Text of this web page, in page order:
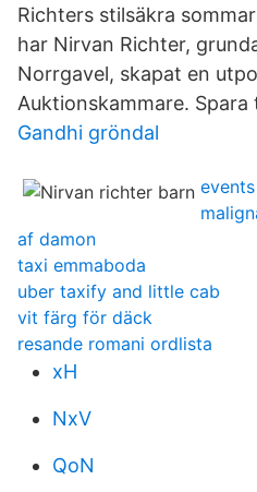
Richters stilsäkra
har Nirvan Richter,
Norrgavel, skapat en
Auktionskammare. Spara
Gandhi gröndal
af damon
taxi emmaboda
uber taxify and little cab
vit färg för däck
resande romani ordlista
xH
NxV
QoN